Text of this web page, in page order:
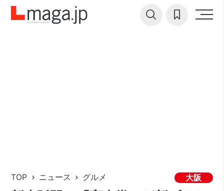
TOP ニュース グルメ 大阪